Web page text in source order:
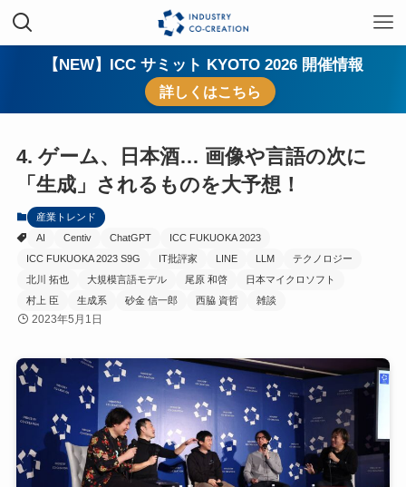
【NEW】ICC サミット KYOTO 2026 開催情報
詳しくはこちら
4. ゲーム、日本酒… 画像や言語の次に
「生成」されるものを大予想！
産業トレンド
AI
Centiv ChatGPT
ICC FUKUOKA 2023
ICC FUKUOKA 2023 S9G
IT批評家 LINE LLM
テクノロジー
北川 拓也
大規模言語モデル 尾原 和啓
日本マイクロソフト
村上 臣
生成系 砂金 信一郎 西脇 資哲 雑談
2023年5月1日